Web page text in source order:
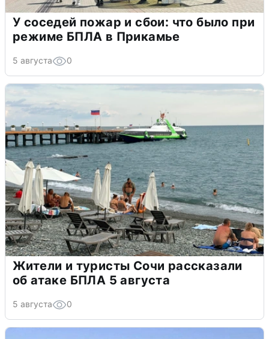
У соседей пожар и сбои: что было при
режиме БПЛА в Прикамье
5 августа 0
Жители и туристы Сочи рассказали
об атаке БПЛА 5 августа
5 августа 0